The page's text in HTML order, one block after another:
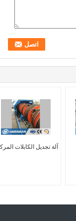
آلة تجديل الكابلات